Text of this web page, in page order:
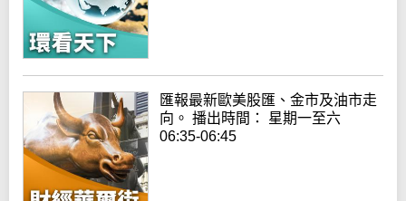
匯報最新歐美股匯、金市及油市走
向。 播出時間： 星期一至六
06:35-06:45